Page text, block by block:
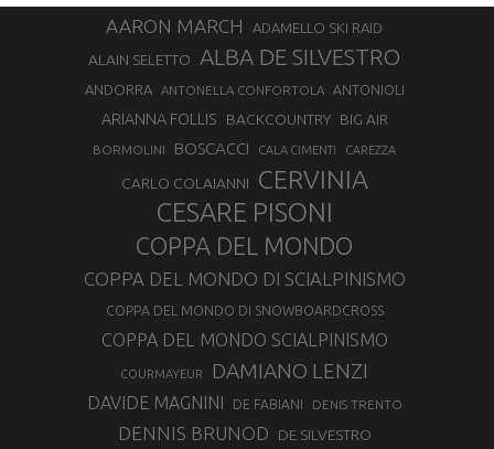
AARON MARCH ADAMELLO SKI RAID
ALAIN SELETTO ALBA DE SILVESTRO
ANDORRA ANTONELLA CONFORTOLA ANTONIOLI
ARIANNA FOLLIS BACKCOUNTRY BIG AIR
BORMOLINI BOSCACCI CALA CIMENTI CAREZZA
CARLO COLAIANNI CERVINIA
CESARE PISONI
COPPA DEL MONDO
COPPA DEL MONDO DI SCIALPINISMO
COPPA DEL MONDO DI SNOWBOARDCROSS
COPPA DEL MONDO SCIALPINISMO
COURMAYEUR DAMIANO LENZI
DAVIDE MAGNINI DE FABIANI DENIS TRENTO
DENNIS BRUNOD DE SILVESTRO